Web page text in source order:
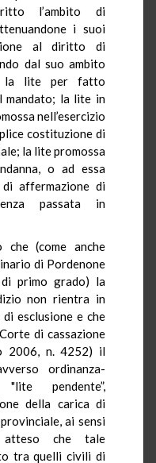
l’ambito di
i suoi
al diritto di
dal suo ambito
la lite per fatto
mandato; la lite in
nell’esercizio
costituzione di
la lite promossa
o ad essa
di affermazione di
passata in
(come anche
di Pordenone
di primo grado) la
non rientra in
esclusione e che
di cassazione
2006, n. 4252) il
ordinanza-
pendente”,
della carica di
ai sensi
atteso che tale
tra quelli civili di